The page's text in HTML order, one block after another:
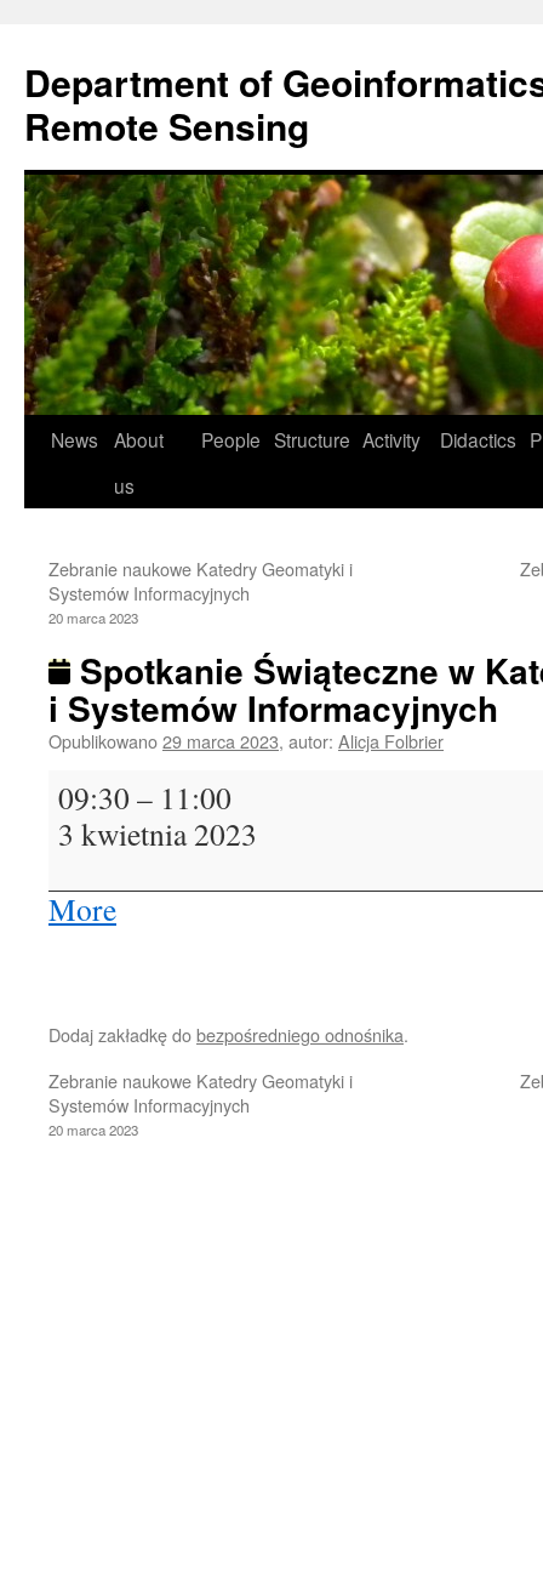
treści
Department of
Remote Sensing
News
About
us
People Structure Activity Didactics
Zebranie naukowe Katedry Geomatyki i
Systemów Informacyjnych
20 marca 2023
Spotkanie Świąteczne w
i Systemów Informacyjnych
Opublikowano29 marca 2023, autor: Alicja Folbrier
Spotkanie
Świąteczne
w
Geomatyki
i
09:30– 11:00
3 kwietnia 2023
Moreabout
{title}
Dodaj zakładkę dobezpośredniego odnośnika.
Zebranie naukowe Katedry Geomatyki i
Systemów Informacyjnych
20 marca 2023